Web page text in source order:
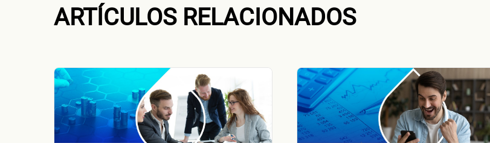
ARTÍCULOS RELACIONADOS
Dirección de la empresa: Calle
+56empresas financiadas en los últimos 30 días